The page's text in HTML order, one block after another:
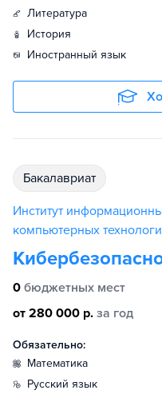
литература
история
иностранный язык
бакалавриат
Институт
компьютерных
0 бюджетных мест
от 280 000 р. за год
Обязательно:
математика
русский язык